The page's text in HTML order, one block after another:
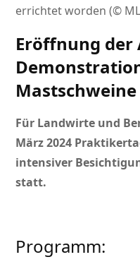
errichtet worden (©
Eröffnung der
Mastschweine
Für Landwirte und
März 2024
intensiver
statt.
Programm: